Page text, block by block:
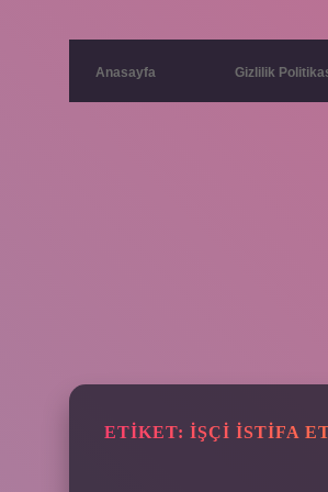
Anasayfa Gizlilik
ETIKET: İŞÇI ISTIFA